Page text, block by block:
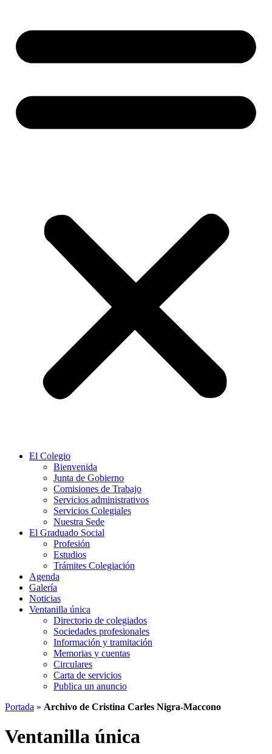
El Colegio
Bienvenida
Junta de Gobierno
Comisiones de Trabajo
Servicios administrativos
Servicios Colegiales
Nuestra Sede
El Graduado Social
Profesión
Estudios
Trámites Colegiación
Agenda
Galería
Noticias
Ventanilla única
Directorio de colegiados
Sociedades profesionales
Información y tramitación
Memorias y cuentas
Circulares
Carta de servicios
Publica un anuncio
Portada » Archivo de Cristina Carles Nigra-Maccono
Ventanilla única